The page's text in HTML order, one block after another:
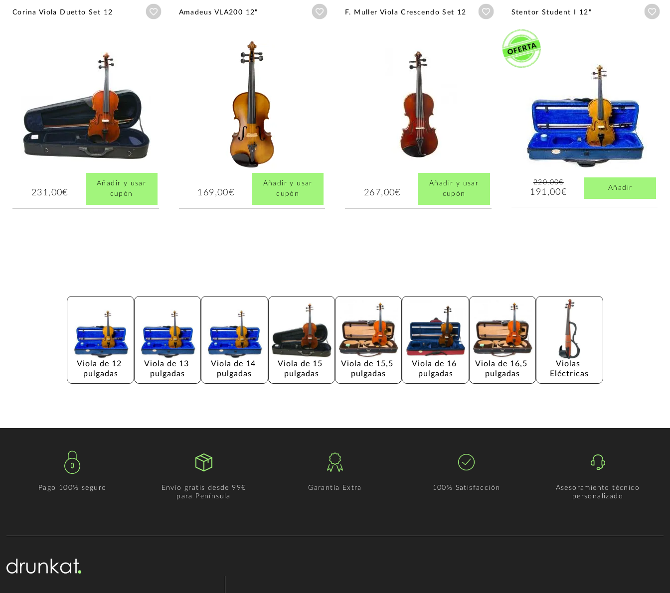
Corina Viola Duetto Set 12 Añadir a wishlist
231,00€
Añadir y usar
cupón
Amadeus VLA200 12" Añadir a wishlist
169,00€
Añadir y usar
cupón
F. Muller Viola Crescendo Set 12 Añadir a wishlist
267,00€
Añadir y usar
cupón
Stentor Student I 12"
220,00€
191,00€ Añadir
Viola de 12
pulgadas
Viola de 13
pulgadas
Viola de 14
pulgadas
Viola de 15
pulgadas
Viola de 15,5
pulgadas
Viola de 16
pulgadas
Viola de 16,5
pulgadas
Violas
Eléctricas
Pago 100% seguro
Envío gratis desde 99€
para Península
Garantía Extra 100% Satisfacción
Asesoramiento técnico
personalizado